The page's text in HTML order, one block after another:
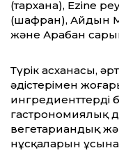
(тархана), Ezine
(шафран), Айдын
және Арабан
Түрік асханасы,
әдістерімен
ингредиенттерді
гастрономиялық
вегетариандық
нұсқаларын